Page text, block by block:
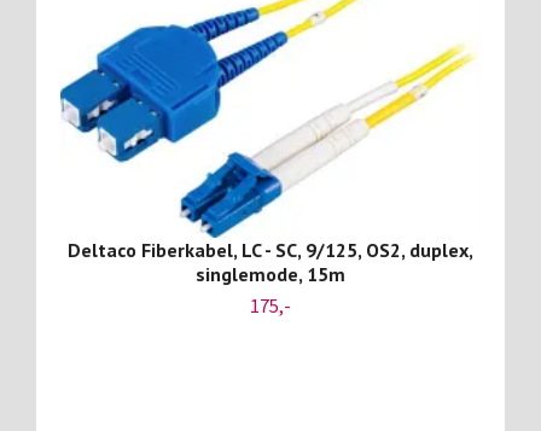
Deltaco Fiberkabel, LC - SC, 9/125, OS2, duplex,
singlemode, 15m
175,-